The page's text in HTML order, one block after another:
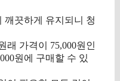
깨끗하게 유지되니 청
래 가격이 75,000원인
원에 구매할 수 있